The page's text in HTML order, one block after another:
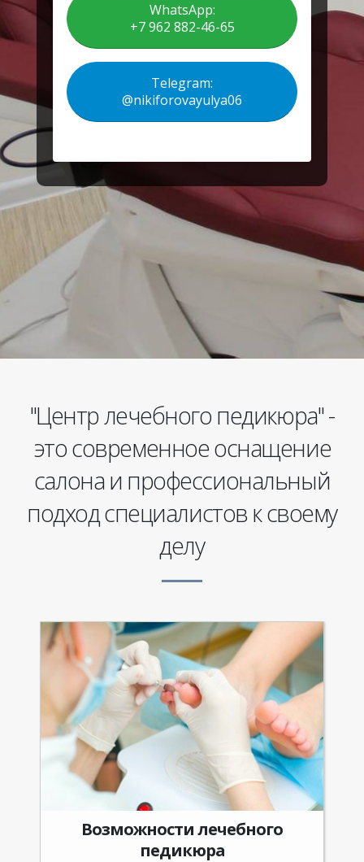
WhatsApp:
+7 962 882-46-65
Telegram:
@nikiforovayulya06
"Центр лечебного педикюра" -
это современное оснащение
салона и профессиональный
подход специалистов к своему
делу
Возможности лечебного
педикюра